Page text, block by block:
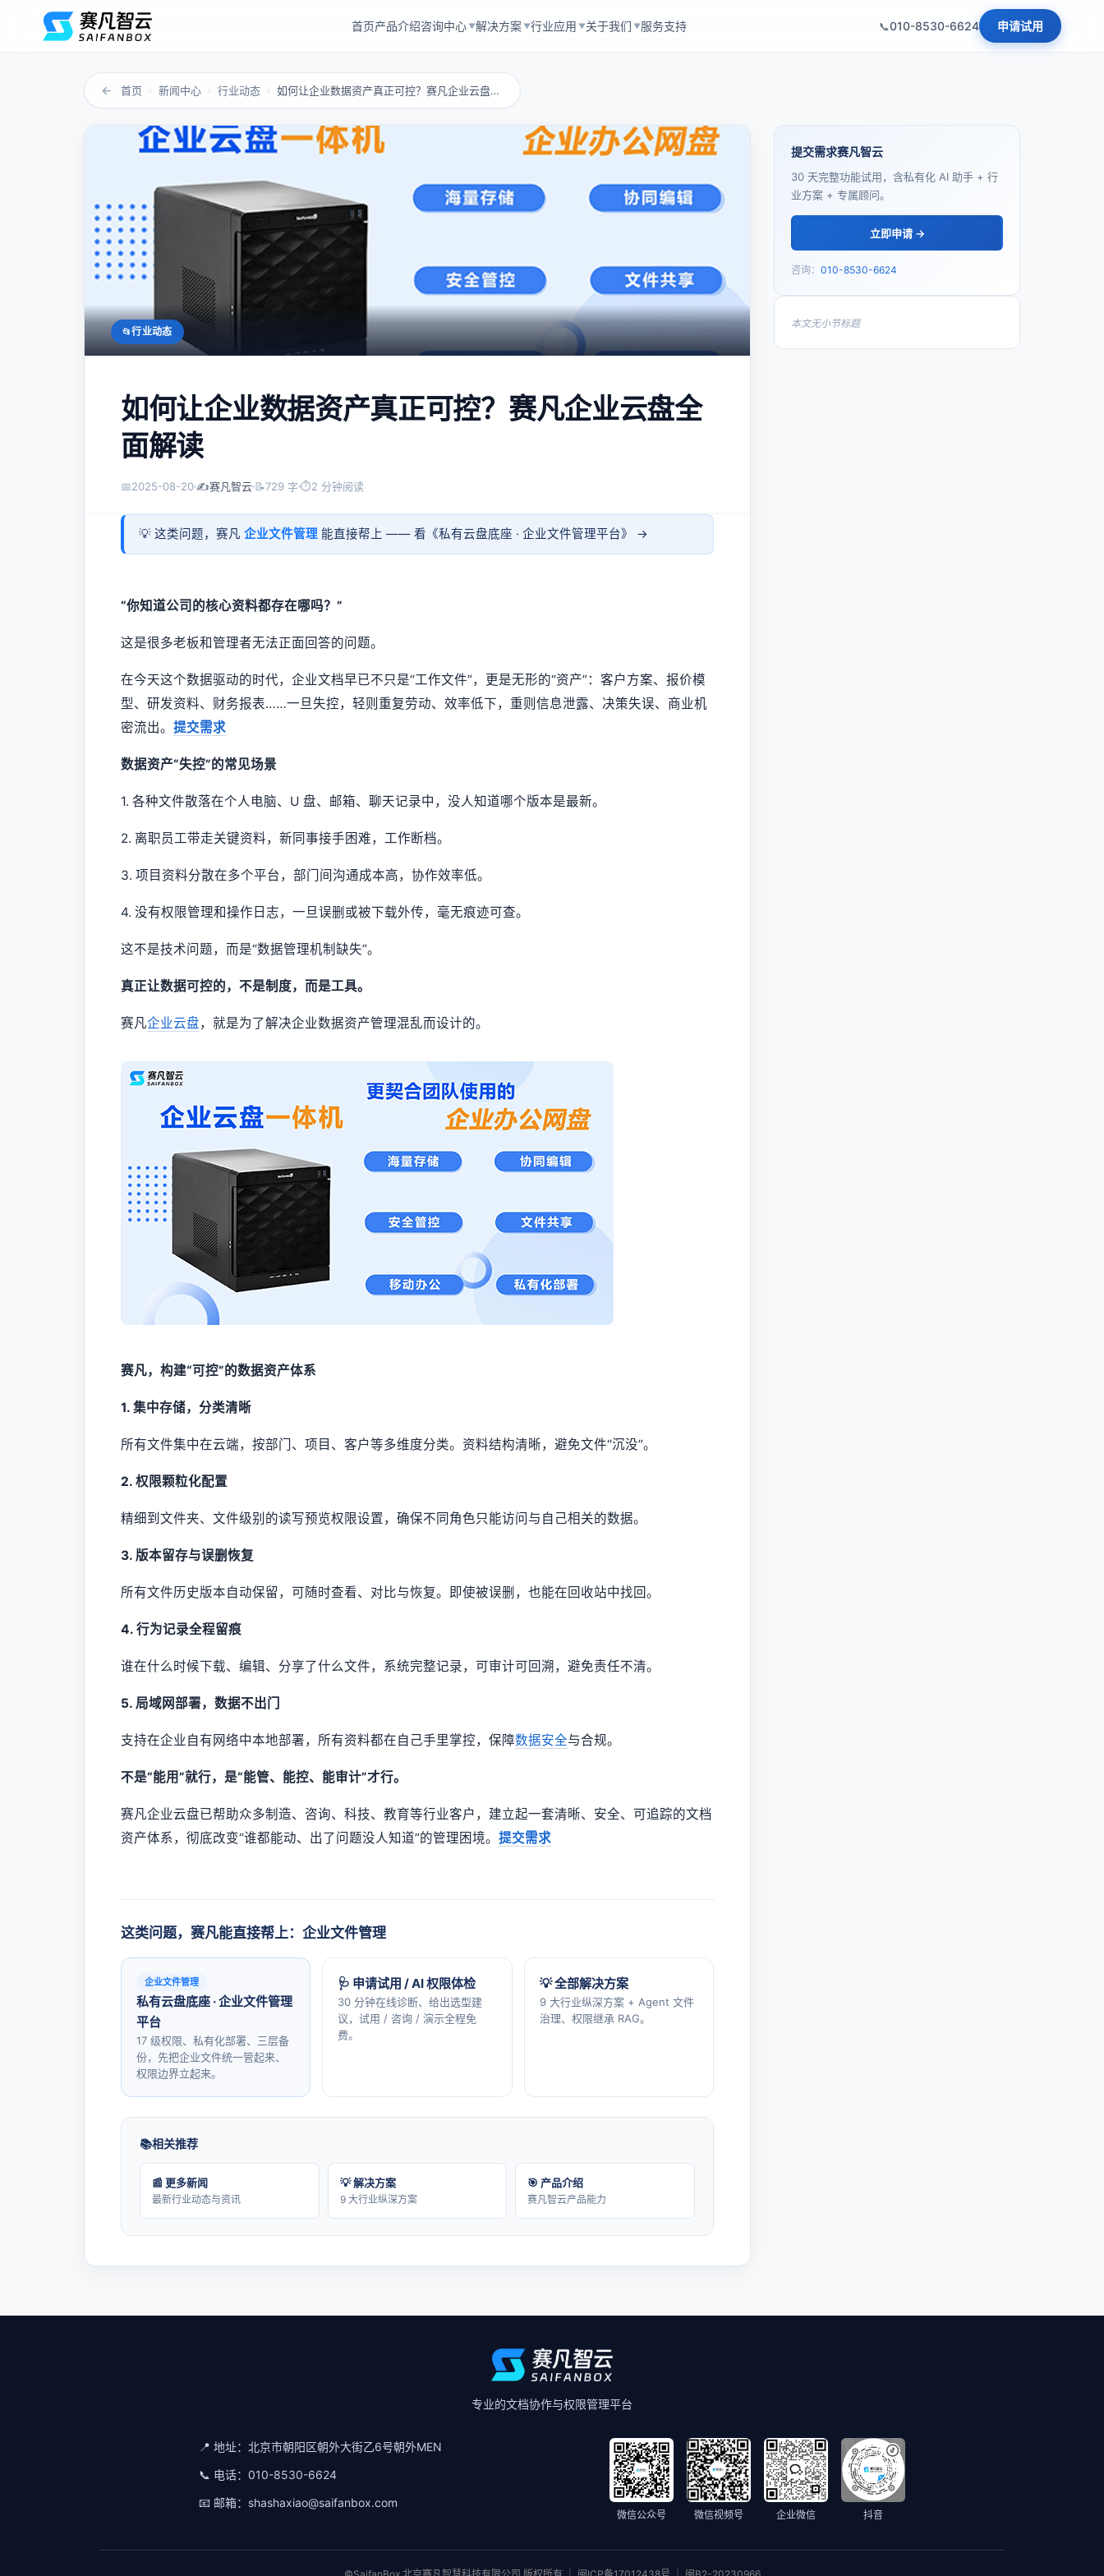
首页产品介绍咨询中心 ▼解决方案 ▼行业应用 ▼关于我们 ▼服务支持 010-8530-6624 申请试用
← 首页 › 新闻中心 › 行业动态 › 如何让企业数据资产真正可控？赛凡企业云盘全面...
行业动态
如何让企业数据资产真正可控？赛凡企业云盘全
面解读
📅2025-08-20 ✍️赛凡智云 📝729 字 ⏱2 分钟阅读
💡 这类问题，赛凡 企业文件管理 能直接帮上 —— 看《私有云盘底座 · 企业文件管理平台》 →
“你知道公司的核心资料都存在哪吗？”
这是很多老板和管理者无法正面回答的问题。
在今天这个数据驱动的时代，企业文档早已不只是“工作文件”，更是无形的“资产”：客户方案、报价模
型、研发资料、财务报表……一旦失控，轻则重复劳动、效率低下，重则信息泄露、决策失误、商业机
密流出。 提交需求
数据资产“失控”的常见场景
1. 各种文件散落在个人电脑、U 盘、邮箱、聊天记录中，没人知道哪个版本是最新。
2. 离职员工带走关键资料，新同事接手困难，工作断档。
3. 项目资料分散在多个平台，部门间沟通成本高，协作效率低。
4. 没有权限管理和操作日志，一旦误删或被下载外传，毫无痕迹可查。
这不是技术问题，而是“数据管理机制缺失”。
真正让数据可控的，不是制度，而是工具。
赛凡企业云盘，就是为了解决企业数据资产管理混乱而设计的。
赛凡，构建“可控”的数据资产体系
1. 集中存储，分类清晰
所有文件集中在云端，按部门、项目、客户等多维度分类。资料结构清晰，避免文件“沉没”。
2. 权限颗粒化配置
精细到文件夹、文件级别的读写预览权限设置，确保不同角色只能访问与自己相关的数据。
3. 版本留存与误删恢复
所有文件历史版本自动保留，可随时查看、对比与恢复。即使被误删，也能在回收站中找回。
4. 行为记录全程留痕
谁在什么时候下载、编辑、分享了什么文件，系统完整记录，可审计可回溯，避免责任不清。
5. 局域网部署，数据不出门
支持在企业自有网络中本地部署，所有资料都在自己手里掌控，保障数据安全与合规。
不是“能用”就行，是“能管、能控、能审计”才行。
赛凡企业云盘已帮助众多制造、咨询、科技、教育等行业客户，建立起一套清晰、安全、可追踪的文档
资产体系，彻底改变“谁都能动、出了问题没人知道”的管理困境。 提交需求
这类问题，赛凡能直接帮上：企业文件管理
企业文件管理
私有云盘底座 · 企业文件管理
平台
17 级权限、私有化部署、三层备
份，先把企业文件统一管起来、
权限边界立起来。
🩺 申请试用 / AI 权限体检
30 分钟在线诊断、给出选型建
议，试用 / 咨询 / 演示全程免
费。
💡 全部解决方案
9 大行业纵深方案 + Agent 文件
治理、权限继承 RAG。
相关推荐
📰 更多新闻
最新行业动态与资讯
💡 解决方案
9 大行业纵深方案
🎯 产品介绍
赛凡智云产品能力
提交需求赛凡智云
30 天完整功能试用，含私有化 AI 助手 + 行
业方案 + 专属顾问。
立即申请 →
咨询： 010-8530-6624
本文无小节标题
专业的文档协作与权限管理平台
📍 地址： 北京市朝阳区朝外大街乙6号朝外MEN
📞 电话： 010-8530-6624
📧 邮箱： shashaxiao@saifanbox.com
微信公众号 微信视频号 企业微信 抖音